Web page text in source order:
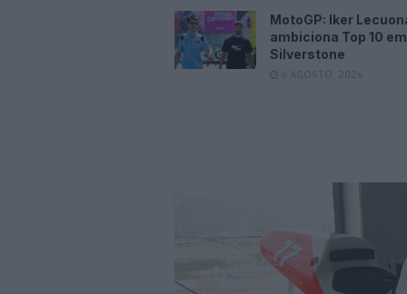
MotoGP: Iker
ambiciona Top 10 em
Silverstone
6 AGOSTO, 2026